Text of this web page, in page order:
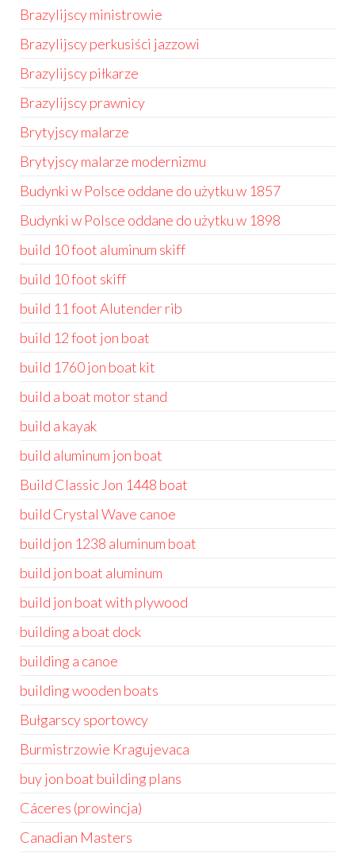
Brazylijscy ministrowie
Brazylijscy perkusiści jazzowi
Brazylijscy piłkarze
Brazylijscy prawnicy
Brytyjscy malarze
Brytyjscy malarze modernizmu
Budynki w Polsce oddane do użytku w 1857
Budynki w Polsce oddane do użytku w 1898
build 10 foot aluminum skiff
build 10 foot skiff
build 11 foot Alutender rib
build 12 foot jon boat
build 1760 jon boat kit
build a boat motor stand
build a kayak
build aluminum jon boat
Build Classic Jon 1448 boat
build Crystal Wave canoe
build jon 1238 aluminum boat
build jon boat aluminum
build jon boat with plywood
building a boat dock
building a canoe
building wooden boats
Bułgarscy sportowcy
Burmistrzowie Kragujevaca
buy jon boat building plans
Cáceres (prowincja)
Canadian Masters